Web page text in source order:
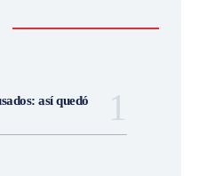
así quedó